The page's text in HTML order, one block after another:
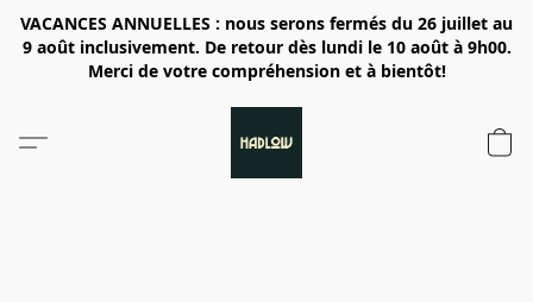
VACANCES ANNUELLES : nous serons fermés du 26 juillet au
9 août inclusivement. De retour dès lundi le 10 août à 9h00.
Merci de votre compréhension et à bientôt!